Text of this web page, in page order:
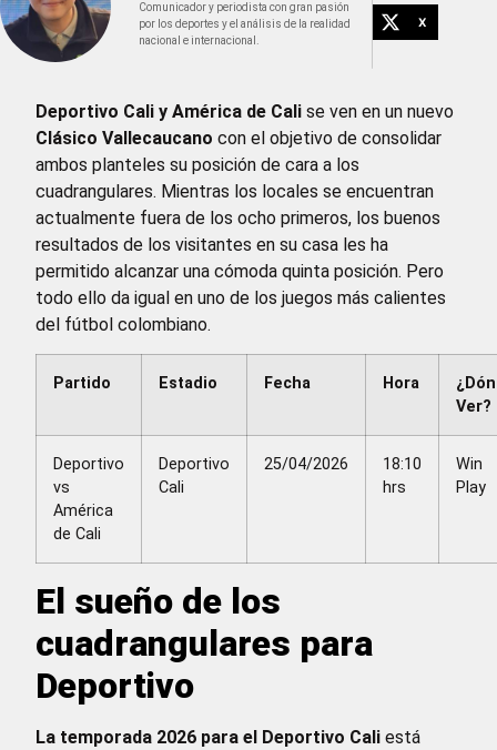
Comunicador y periodista con gran pasión
por los deportes y el análisis de la realidad
nacional e internacional.
X
Deportivo Cali y América de Cali se ven en un nuevo
Clásico Vallecaucano con el objetivo de consolidar
ambos planteles su posición de cara a los
cuadrangulares. Mientras los locales se encuentran
actualmente fuera de los ocho primeros, los buenos
resultados de los visitantes en su casa les ha
permitido alcanzar una cómoda quinta posición. Pero
todo ello da igual en uno de los juegos más calientes
del fútbol colombiano.
Partido Estadio Fecha Hora
Ver?
Deportivo
vs
América
de Cali
Deportivo
Cali
25/04/2026
18:10
hrs
Win
Play
El sueño de los
cuadrangulares para
Deportivo
La temporada 2026 para el Deportivo Cali está